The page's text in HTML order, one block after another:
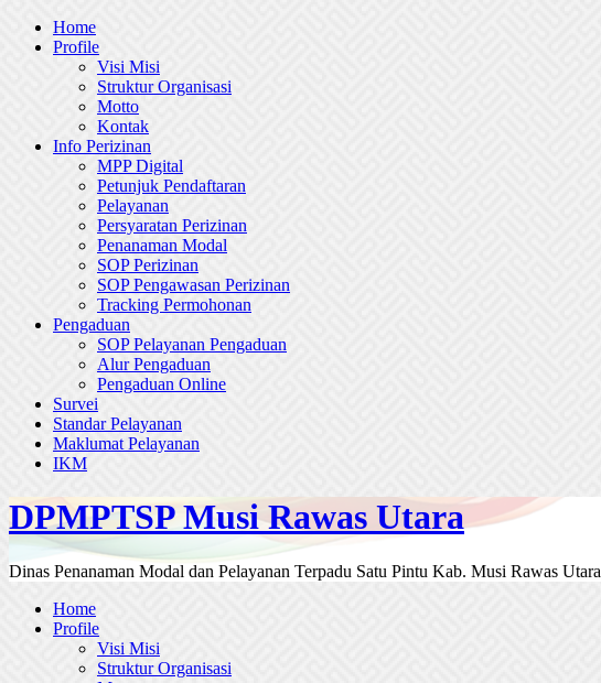
Skip
Home
Profile
Visi Misi
Struktur Organisasi
Motto
Kontak
Info Perizinan
MPP Digital
Petunjuk Pendaftaran
Pelayanan
Persyaratan Perizinan
Penanaman Modal
SOP Perizinan
SOP Pengawasan Perizinan
Tracking Permohonan
Pengaduan
SOP Pelayanan Pengaduan
Alur Pengaduan
Pengaduan Online
Survei
Standar Pelayanan
Maklumat Pelayanan
IKM
DPMPTSP Musi Rawas Utara
Dinas Penanaman Modal dan Pelayanan Terpadu Satu Pintu Kab. Musi Rawas Utara
Home
Profile
Visi Misi
Struktur Organisasi